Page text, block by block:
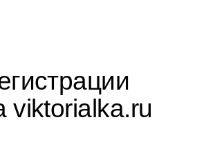
viktorialka.ru